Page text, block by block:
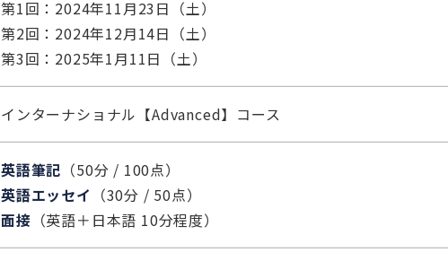
第1回：2024年11月23日（土）
第2回：2024年12月14日（土）
第3回：2025年1月11日（土）
インターナショナル【Advanced】コース
英語筆記 （50分 / 100点）
英語エッセイ （30分 / 50点）
面接 （英語＋日本語 10分程度）